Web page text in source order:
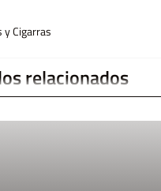
y Cigarras
relacionados